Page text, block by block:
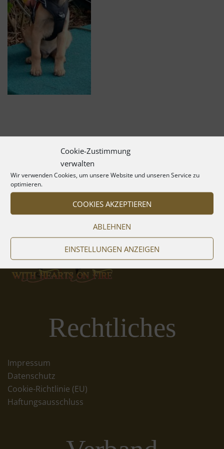
Cookie-Zustimmung
verwalten
Wir verwenden Cookies, um unsere Website und unseren Service zu
optimieren.
COOKIES AKZEPTIEREN
ABLEHNEN
EINSTELLUNGEN ANZEIGEN
Rechtliches
Impressum
Datenschutz
Cookie-Richtlinie (EU)
Haftungsausschluss